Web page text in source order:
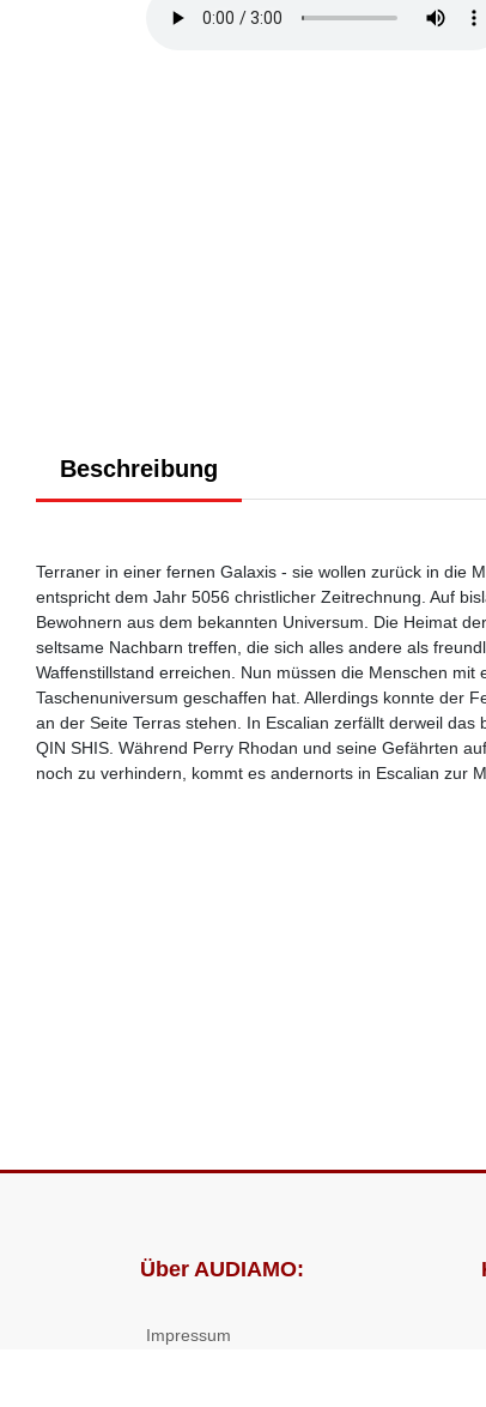
Beschreibung
Terraner in einer fernen Galaxis - sie wollen zurück in die
entspricht dem Jahr 5056 christlicher Zeitrechnung. Auf
Bewohnern aus dem bekannten Universum. Die Heimat
seltsame Nachbarn treffen, die sich alles andere als
Waffenstillstand erreichen. Nun müssen die Menschen
Taschenuniversum geschaffen hat. Allerdings konnte der
an der Seite Terras stehen. In Escalian zerfällt derweil
QIN SHIS. Während Perry Rhodan und seine Gefährten
noch zu verhindern, kommt es andernorts in Escalian zur
Über AUDIAMO:
Impressum